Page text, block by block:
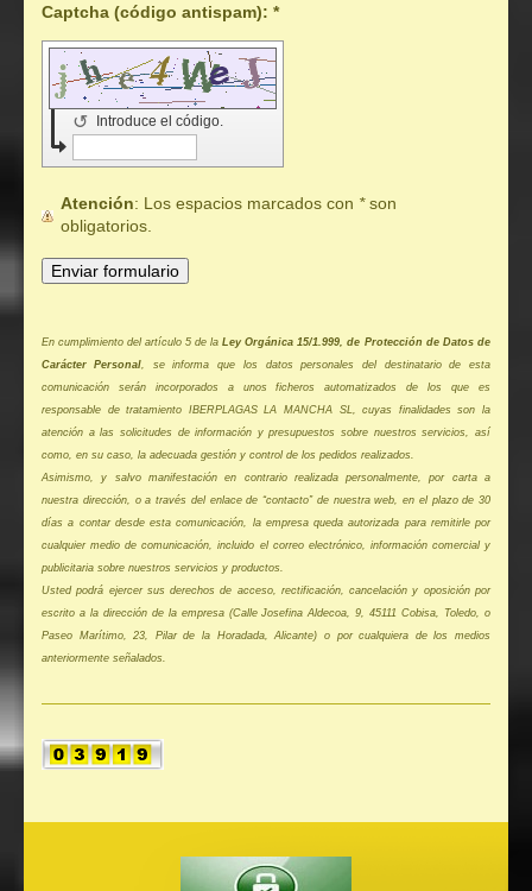
Captcha (código antispam): *
Introduce el código.
↺
Atención : Los espacios marcados con *son
obligatorios.
En cumplimiento del artículo 5 de la Ley Orgánica 15/1.999, de Protección de Datos de
Carácter Personal , se informa que los datos personales del destinatario de esta
comunicación serán incorporados a unos ficheros automatizados de los que es
responsable de tratamiento IBERPLAGAS LA MANCHA SL, cuyas finalidades son la
atención a las solicitudes de información y presupuestos sobre nuestros servicios, así
como, en su caso, la adecuada gestión y control de los pedidos realizados.
Asimismo, y salvo manifestación en contrario realizada personalmente, por carta a
nuestra dirección, o a través del enlace de “contacto” de nuestra web, en el plazo de 30
días a contar desde esta comunicación, la empresa queda autorizada para remitirle por
cualquier medio de comunicación, incluido el correo electrónico, información comercial y
publicitaria sobre nuestros servicios y productos.
Usted podrá ejercer sus derechos de acceso, rectificación, cancelación y oposición por
escrito a la dirección de la empresa (Calle Josefina Aldecoa, 9, 45111 Cobisa, Toledo, o
Paseo Marítimo, 23, Pilar de la Horadada, Alicante) o por cualquiera de los medios
anteriormente señalados.